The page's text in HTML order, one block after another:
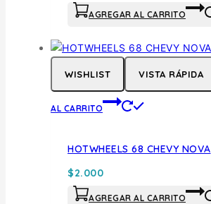
AGREGAR AL CARRITO
WISHLIST VISTA RÁPIDA
AL CARRITO
HOTWHEELS 68 CHEVY NOVA
$2.000
AGREGAR AL CARRITO